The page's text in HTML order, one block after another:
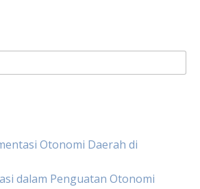
Otonomi Daerah di
dalam Penguatan Otonomi